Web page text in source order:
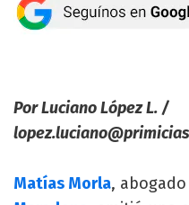
Por Luciano López L. /
Matías Morla,